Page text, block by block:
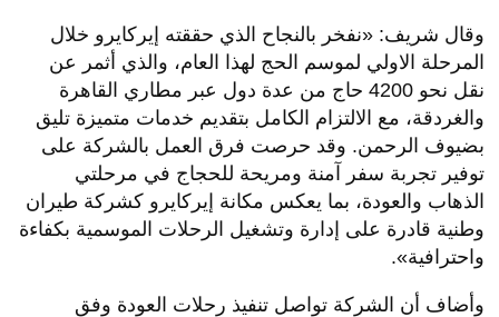
وقال شريف: «نفخر بالنجاح الذي حققته إيركايرو خلال
المرحلة الاولي لموسم الحج لهذا العام، والذي أثمر عن
نقل نحو 4200 حاج من عدة دول عبر مطاري القاهرة
والغردقة، مع الالتزام الكامل بتقديم خدمات متميزة تليق
بضيوف الرحمن. وقد حرصت فرق العمل بالشركة على
توفير تجربة سفر آمنة ومريحة للحجاج في مرحلتي
الذهاب والعودة، بما يعكس مكانة إيركايرو كشركة طيران
وطنية قادرة على إدارة وتشغيل الرحلات الموسمية بكفاءة
واحترافية».
وأضاف أن الشركة تواصل تنفيذ رحلات العودة وفق